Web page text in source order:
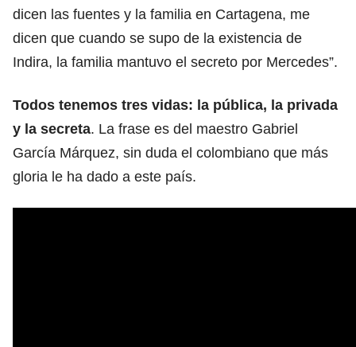
dicen las fuentes y la familia en Cartagena, me
dicen que cuando se supo de la existencia de
Indira, la familia mantuvo el secreto por Mercedes”.
Todos tenemos tres vidas: la pública, la privada
y la secreta. La frase es del maestro Gabriel
García Márquez, sin duda el colombiano que más
gloria le ha dado a este país.